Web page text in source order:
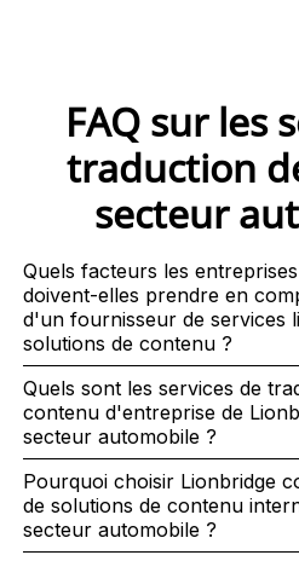
FAQ sur les
traduction
secteur
Quels facteurs les
doivent-elles prendre en
d'un fournisseur de services
solutions de contenu ?
Quels sont les services de
contenu d'entreprise de
secteur automobile ?
Pourquoi choisir Lionbridge
de solutions de contenu
secteur automobile ?